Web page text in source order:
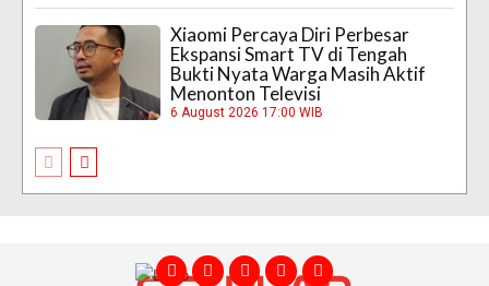
Xiaomi Percaya Diri Perbesar
Ekspansi Smart TV di Tengah
Bukti Nyata Warga Masih Aktif
Menonton Televisi
6 August 2026 17:00 WIB